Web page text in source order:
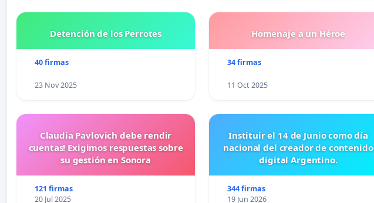
Detención de los Perrotes
40 firmas
23 Nov 2025
Homenaje a un Héroe
34 firmas
11 Oct 2025
Claudia Pavlovich debe rendir
cuentas! Exigimos respuestas sobre
su gestión en Sonora
121 firmas
20 Jul 2025
Instituir el 14 de Junio como día
nacional del creador de contenido
digital Argentino.
344 firmas
19 Jun 2026